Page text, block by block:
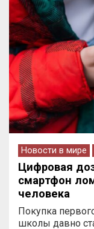
Новости в мире
Цифровая
смартфон
человека
Покупка
школы давно